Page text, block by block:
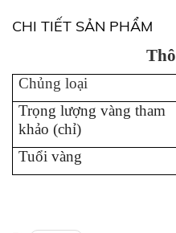
CHI TIẾT SẢN PHẨM
Chủng loại
Trọng lượng vàng tham
khảo (chỉ)
Tuổi vàng